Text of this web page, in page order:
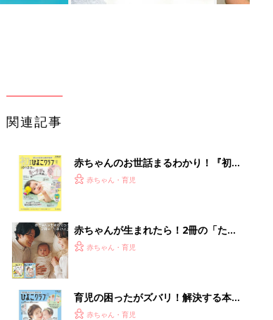
関連記事
赤ちゃんのお世話まるわかり！『初め
てのひよこクラブ 夏号』〈巻頭大特
赤ちゃん・育児
赤ちゃんが生まれたら！2冊の「たま
ひよ」
赤ちゃん・育児
育児の困ったがズバリ！解決する本
『ひよこクラブ 夏号』 4カ月～2才
赤ちゃん・育児